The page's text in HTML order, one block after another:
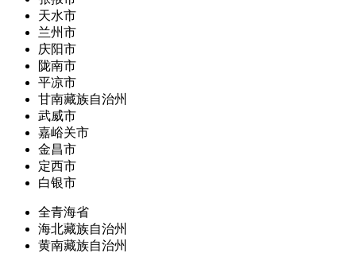
天水市
兰州市
庆阳市
陇南市
平凉市
甘南藏族自治州
武威市
嘉峪关市
金昌市
定西市
白银市
全青海省
海北藏族自治州
黄南藏族自治州